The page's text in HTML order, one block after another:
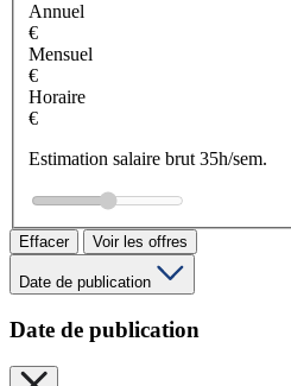
Annuel
€
Mensuel
€
Horaire
€
Estimation salaire brut 35h/sem.
Effacer Voir les offres
Date de publication
Date de publication